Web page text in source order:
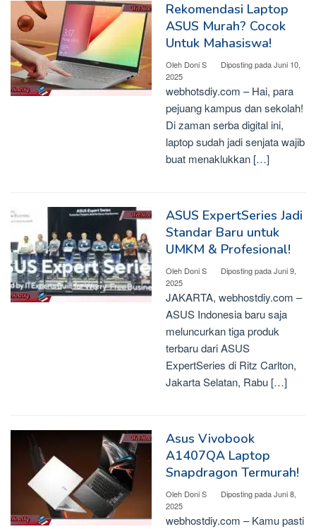
Rekomendasi Laptop
ASUS Murah? Cocok
Untuk Mahasiswa!
Oleh Doni S Diposting padaJuni 10,
2025
webhotsdiy.com – Hai, para
pejuang kampus dan sekolah!
Di zaman serba digital ini,
laptop sudah jadi senjata wajib
buat menaklukkan […]
ASUS ExpertSeries Jadi
Standar Baru untuk
UMKM & Profesional!
Oleh Doni S Diposting padaJuni 9,
2025
JAKARTA, webhostdiy.com –
ASUS Indonesia baru saja
meluncurkan tiga produk
terbaru dari ASUS
ExpertSeries di Ritz Carlton,
Jakarta Selatan, Rabu […]
Asus Vivobook
A1407QA Laptop
Snapdragon Termurah!
Oleh Doni S Diposting padaJuni 8,
2025
webhostdiy.com – Kamu pasti